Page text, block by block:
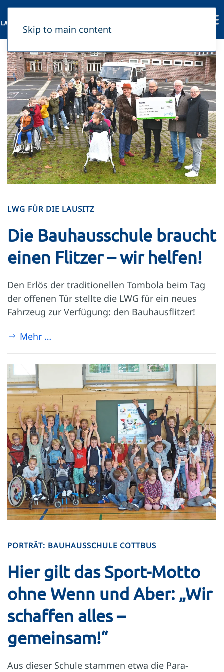
Skip to main content
LWG FÜR DIE LAUSITZ
Die Bauhausschule braucht
einen Flitzer – wir helfen!
Den Erlös der traditionellen Tombola beim Tag
der offenen Tür stellte die LWG für ein neues
Fahrzeug zur Verfügung: den Bauhausflitzer!
Mehr …
PORTRÄT: BAUHAUSSCHULE COTTBUS
Hier gilt das Sport-Motto
ohne Wenn und Aber: „Wir
schaffen alles –
gemeinsam!“
Aus dieser Schule stammen etwa die Para-